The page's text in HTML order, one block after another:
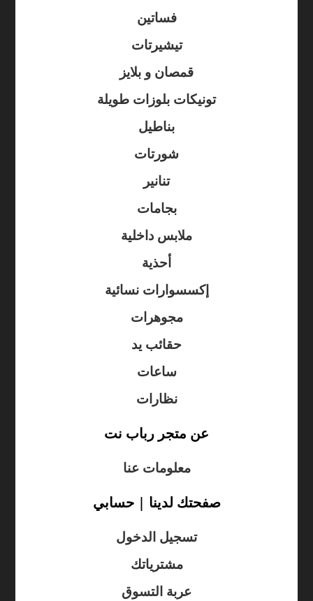
فساتين
تيشيرتات
قمصان و بلايز
تونيكات بلوزات طويلة
بناطيل
شورتات
تنانير
بجامات
ملابس داخلية
أحذية
إكسسوارات نسائية
مجوهرات
حقائب يد
ساعات
نظارات
عن متجر رباب نت
معلومات عنا
صفحتك لدينا | حسابي
تسجيل الدخول
مشترياتك
عربة التسوق